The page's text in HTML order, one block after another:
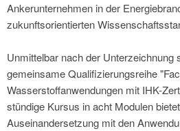
Ankerunternehmen in der
zukunftsorientierten
Unmittelbar nach der Unterzeichnung
gemeinsame Qualifizierungsreihe
Wasserstoffanwendungen mit IHK-
stündige Kursus in acht Modulen
Auseinandersetzung mit den